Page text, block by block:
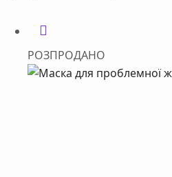
РОЗПРОДАНО